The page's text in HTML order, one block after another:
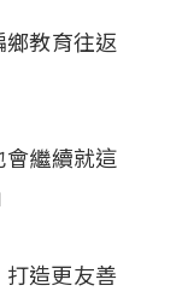
教育往返
會繼續就這
造更友善